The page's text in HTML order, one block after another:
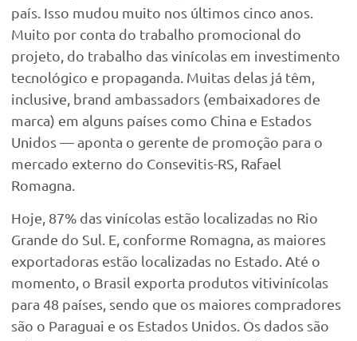
país. Isso mudou muito nos últimos cinco anos.
Muito por conta do trabalho promocional do
projeto, do trabalho das vinícolas em investimento
tecnológico e propaganda. Muitas delas já têm,
inclusive, brand ambassadors (embaixadores de
marca) em alguns países como China e Estados
Unidos — aponta o gerente de promoção para o
mercado externo do Consevitis-RS, Rafael
Romagna.
Hoje, 87% das vinícolas estão localizadas no Rio
Grande do Sul. E, conforme Romagna, as maiores
exportadoras estão localizadas no Estado. Até o
momento, o Brasil exporta produtos vitivinícolas
para 48 países, sendo que os maiores compradores
são o Paraguai e os Estados Unidos. Os dados são